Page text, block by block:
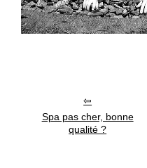
Spa pas cher, bonne
qualité ?